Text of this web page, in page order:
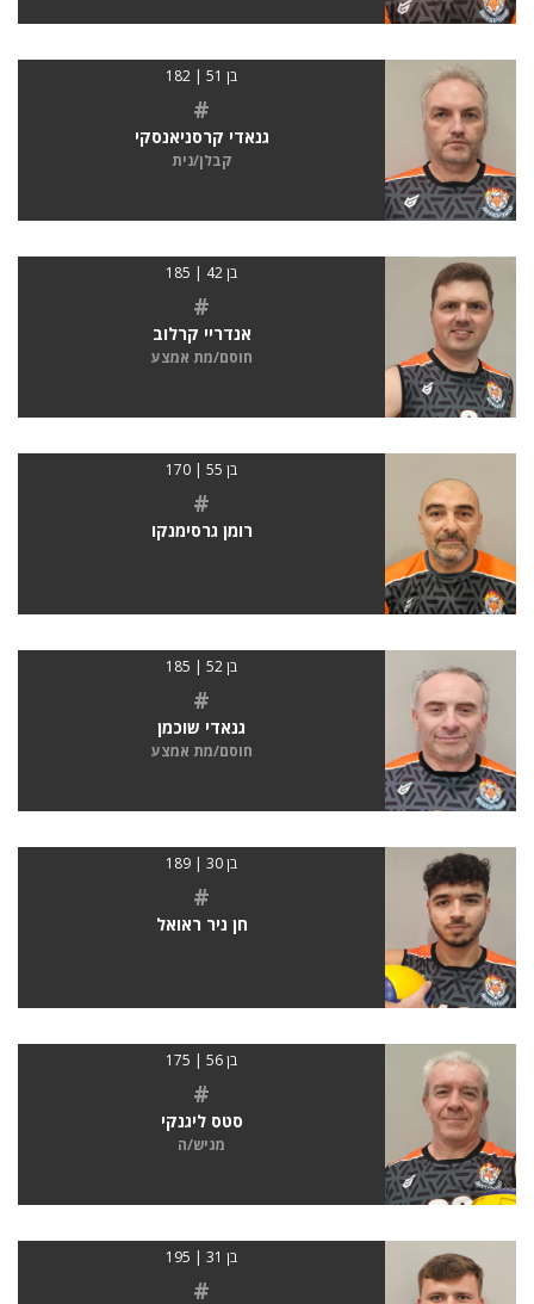
בן 51 | 182
#
גנאדי קרסניאנסקי
קבלן/נית
בן 42 | 185
#
אנדריי קרלוב
חוסם/מת אמצע
בן 55 | 170
#
רומן גרסימנקו
בן 52 | 185
#
גנאדי שוכמן
חוסם/מת אמצע
בן 30 | 189
#
חן ניר ראואל
בן 56 | 175
#
סטס ליגנקי
מגיש/ה
בן 31 | 195
#